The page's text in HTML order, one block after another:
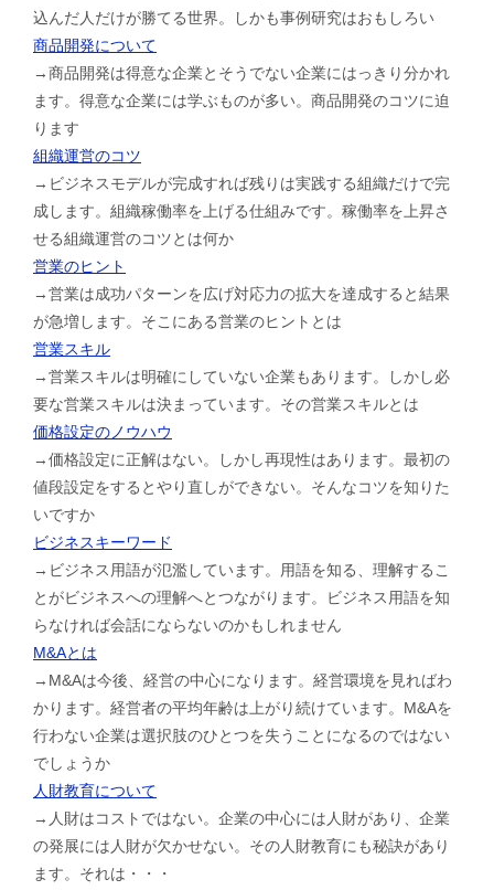
込んだ人だけが勝てる世界。しかも事例研究はおもしろい
商品開発について
→商品開発は得意な企業とそうでない企業にはっきり分かれ
ます。得意な企業には学ぶものが多い。商品開発のコツに迫
ります
組織運営のコツ
→ビジネスモデルが完成すれば残りは実践する組織だけで完
成します。組織稼働率を上げる仕組みです。稼働率を上昇さ
せる組織運営のコツとは何か
営業のヒント
→営業は成功パターンを広げ対応力の拡大を達成すると結果
が急増します。そこにある営業のヒントとは
営業スキル
→営業スキルは明確にしていない企業もあります。しかし必
要な営業スキルは決まっています。その営業スキルとは
価格設定のノウハウ
→価格設定に正解はない。しかし再現性はあります。最初の
値段設定をするとやり直しができない。そんなコツを知りた
いですか
ビジネスキーワード
→ビジネス用語が氾濫しています。用語を知る、理解するこ
とがビジネスへの理解へとつながります。ビジネス用語を知
らなければ会話にならないのかもしれません
M&Aとは
→M&Aは今後、経営の中心になります。経営環境を見ればわ
かります。経営者の平均年齢は上がり続けています。M&Aを
行わない企業は選択肢のひとつを失うことになるのではない
でしょうか
人財教育について
→人財はコストではない。企業の中心には人財があり、企業
の発展には人財が欠かせない。その人財教育にも秘訣があり
ます。それは・・・